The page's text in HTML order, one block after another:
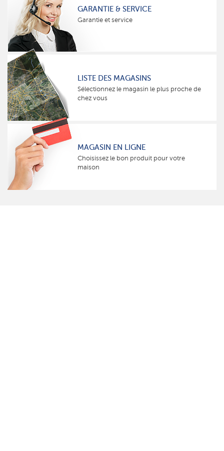
GARANTIE & SERVICE
Garantie et service
LISTE DES MAGASINS
Sélectionnez le magasin le plus proche de
chez vous
MAGASIN EN LIGNE
Choisissez le bon produit pour votre
maison